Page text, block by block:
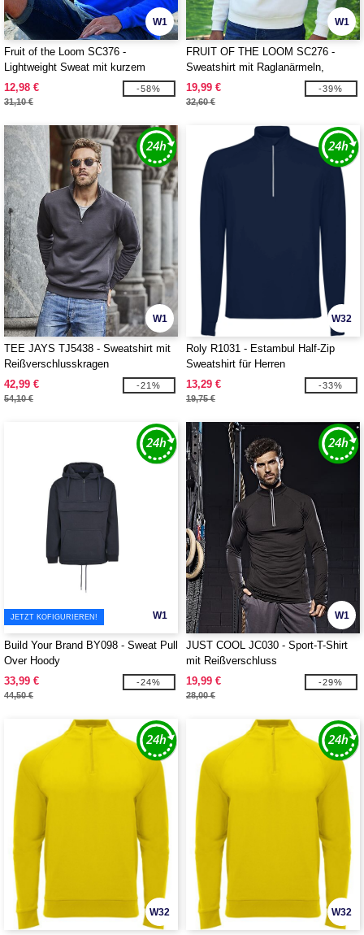
W1
Fruit of the Loom SC376 -
Lightweight Sweat mit kurzem
Reißverschluss
12,98 €
31,10 €
-58%
W1
FRUIT OF THE LOOM SC276 -
Sweatshirt mit Raglanärmeln,
Kragen mit Reißverschluss
19,99 €
32,60 €
-39%
W1
TEE JAYS TJ5438 - Sweatshirt mit
Reißverschlusskragen
42,99 €
54,10 €
-21%
W32
Roly R1031 - Estambul Half-Zip
Sweatshirt für Herren
13,29 €
19,75 €
-33%
W1
JETZT KOFIGURIEREN!
Build Your Brand BY098 - Sweat Pull
Over Hoody
33,99 €
44,50 €
-24%
W1
JUST COOL JC030 - Sport-T-Shirt
mit Reißverschluss
19,99 €
28,00 €
-29%
W32 W32